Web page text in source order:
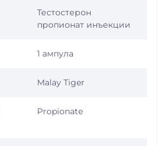
Тестостерон
пропионат инъекции
1 ампула
Malay Tiger
Propionate